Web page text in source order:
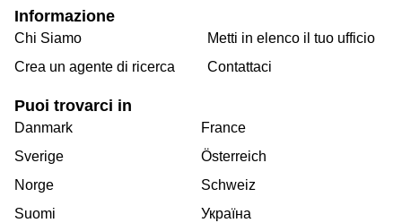
Informazione
Chi Siamo
Crea un agente di ricerca
Metti in elenco il tuo ufficio
Contattaci
Puoi trovarci in
Danmark
Sverige
Norge
Suomi
France
Österreich
Schweiz
Україна